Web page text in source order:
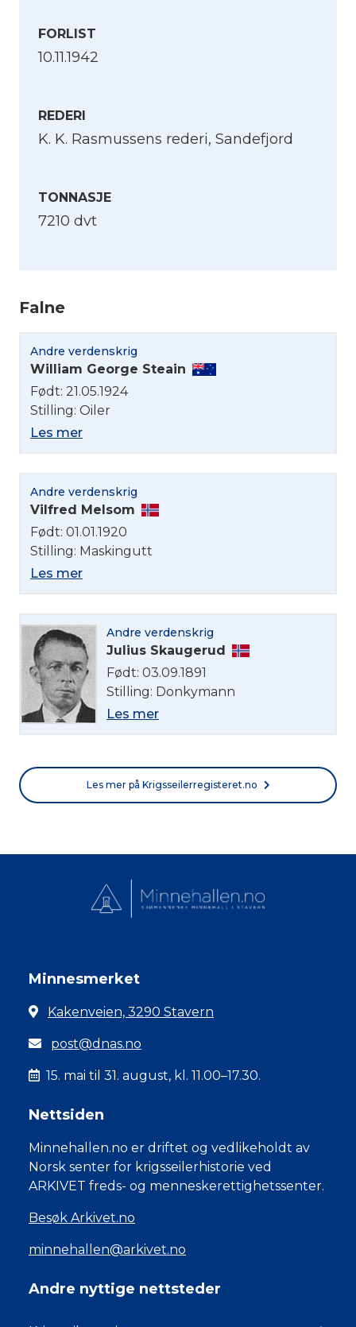
FORLIST
10.11.1942
REDERI
K. K. Rasmussens rederi, Sandefjord
TONNASJE
7210 dvt
Falne
Andre verdenskrig
William George Steain
Født: 21.05.1924
Stilling: Oiler
Les mer
Andre verdenskrig
Vilfred Melsom
Født: 01.01.1920
Stilling: Maskingutt
Les mer
Andre verdenskrig
Julius Skaugerud
Født: 03.09.1891
Stilling: Donkymann
Les mer
Les mer på Krigsseilerregisteret.no
Minnesmerket
Kakenveien, 3290 Stavern
post@dnas.no
15. mai til 31. august, kl. 11.00–17.30.
Nettsiden
Minnehallen.no er driftet og vedlikeholdt av
Norsk senter for krigsseilerhistorie ved
ARKIVET freds- og menneskerettighetssenter.
Besøk Arkivet.no
minnehallen@arkivet.no
Andre nyttige nettsteder
Velg språk
English